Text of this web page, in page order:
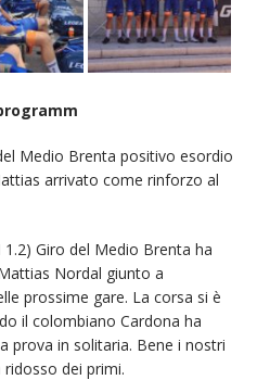
Medio Brenta positivo esordio
arrivato come rinforzo al
Giro del Medio Brenta ha
Nordal giunto a
prossime gare. La corsa si è
il colombiano Cardona ha
prova in solitaria. Bene i nostri
dei primi.